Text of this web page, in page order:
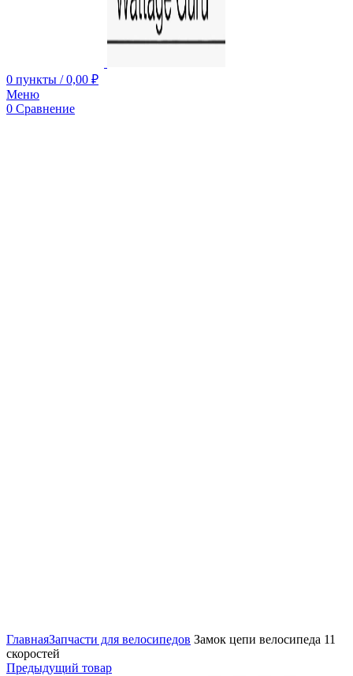
0 пункты / 0,00 ₽
Меню
0 Сравнение
ГлавнаяЗапчасти для велосипедов Замок цепи велосипеда 11
скоростей
Предыдущий товар